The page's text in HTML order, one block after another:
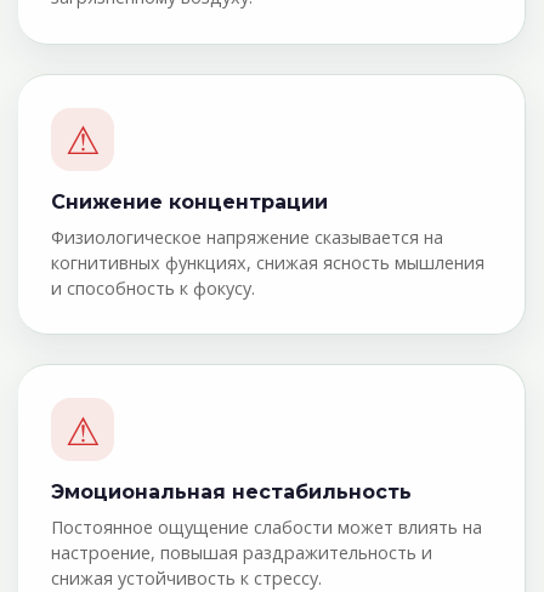
⚠
Снижение концентрации
Физиологическое напряжение сказывается на
когнитивных функциях, снижая ясность мышления
и способность к фокусу.
⚠
Эмоциональная нестабильность
Постоянное ощущение слабости может влиять на
настроение, повышая раздражительность и
снижая устойчивость к стрессу.